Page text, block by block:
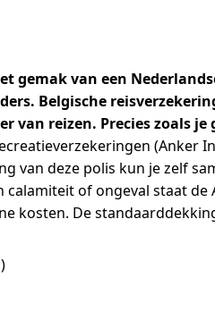
gemak van een
Belgische
van reizen. Precies zoals je
(Anker
van deze polis kun je zelf
of ongeval staat
kosten. De